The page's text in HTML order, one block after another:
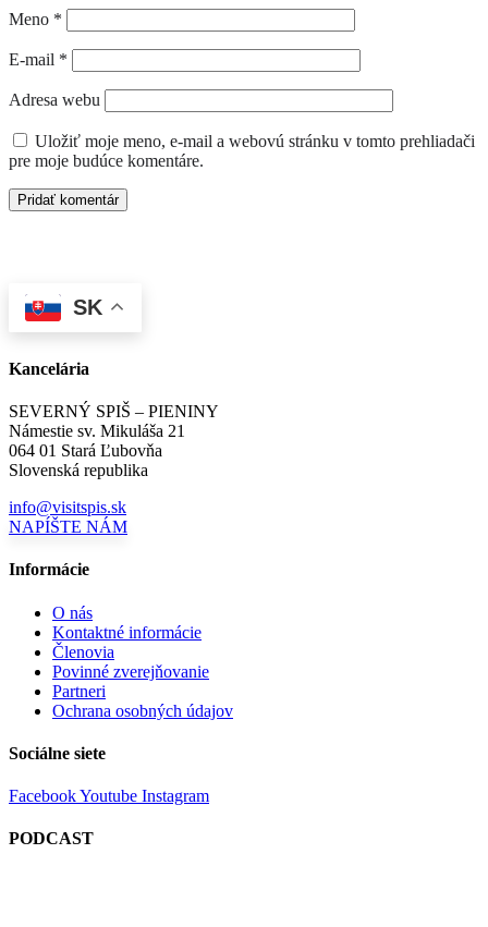
Meno *
E-mail *
Adresa webu
Uložiť moje meno, e-mail a webovú stránku v tomto prehliadači
pre moje budúce komentáre.
SK
Kancelária
SEVERNÝ SPIŠ – PIENINY
Námestie sv. Mikuláša 21
064 01 Stará Ľubovňa
Slovenská republika
info@visitspis.sk
NAPÍŠTE NÁM
Informácie
O nás
Kontaktné informácie
Členovia
Povinné zverejňovanie
Partneri
Ochrana osobných údajov
Sociálne siete
FacebookYoutube Instagram
PODCAST